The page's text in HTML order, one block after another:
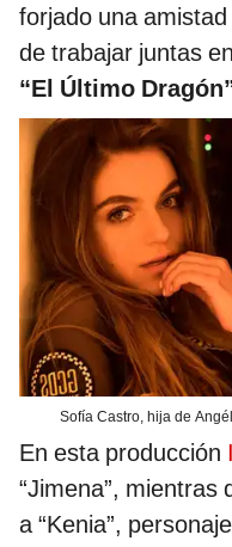
forjado una amistad
de trabajar juntas
“El Último
Sofía Castro, hija de
En esta producción
“Jimena”, mientras
a “Kenia”,